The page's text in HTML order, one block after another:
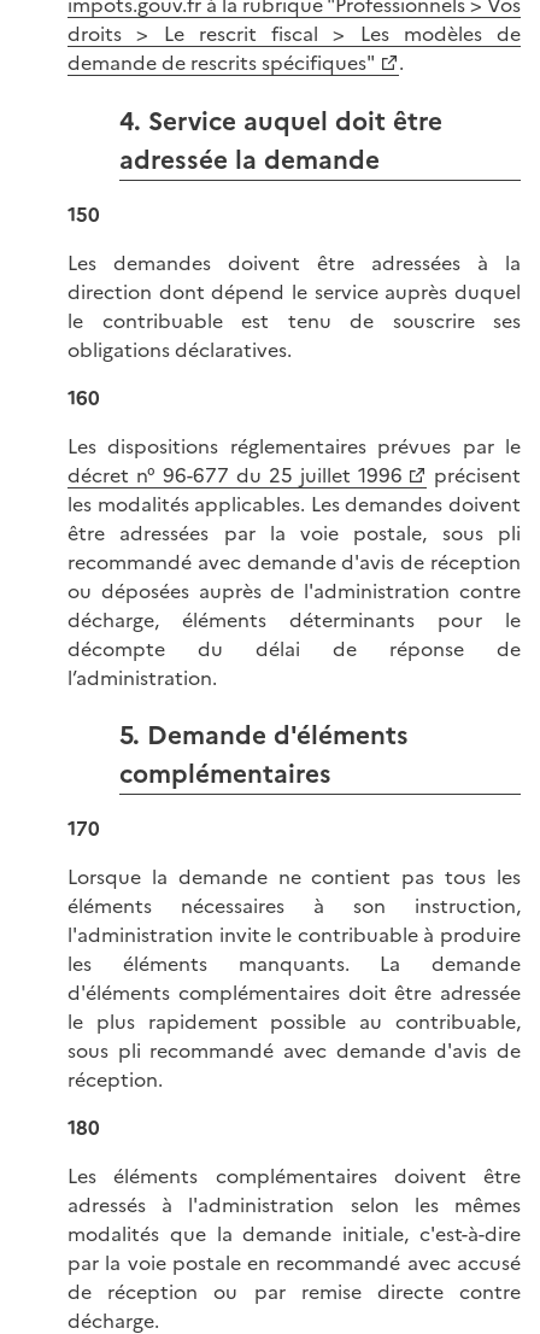
droits > Le rescrit fiscal > Les modèles de
demande de rescrits spécifiques"
.
4. Service auquel doit être
adressée la demande
150
Les demandes doivent être adressées à la
direction dont dépend le service auprès duquel
le contribuable est tenu de souscrire ses
obligations déclaratives.
160
Les dispositions réglementaires prévues par le
décret n° 96-677 du 25 juillet 1996
précisent
les modalités applicables. Les demandes doivent
être adressées par la voie postale, sous pli
recommandé avec demande d'avis de réception
ou déposées auprès de l'administration contre
décharge, éléments déterminants pour le
décompte du délai de réponse de
l’administration.
5. Demande d'éléments
complémentaires
170
Lorsque la demande ne contient pas tous les
éléments nécessaires à son instruction,
l'administration invite le contribuable à produire
les éléments manquants. La demande
d'éléments complémentaires doit être adressée
le plus rapidement possible au contribuable,
sous pli recommandé avec demande d'avis de
réception.
180
Les éléments complémentaires doivent être
adressés à l'administration selon les mêmes
modalités que la demande initiale, c'est-à-dire
par la voie postale en recommandé avec accusé
de réception ou par remise directe contre
décharge.